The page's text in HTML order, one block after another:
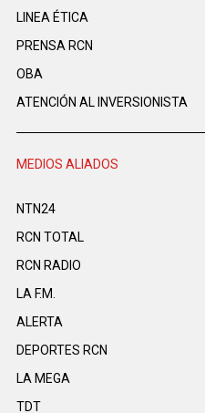
LINEA ÉTICA
PRENSA RCN
OBA
ATENCIÓN AL INVERSIONISTA
MEDIOS ALIADOS
NTN24
RCN TOTAL
RCN RADIO
LA F.M.
ALERTA
DEPORTES RCN
LA MEGA
TDT